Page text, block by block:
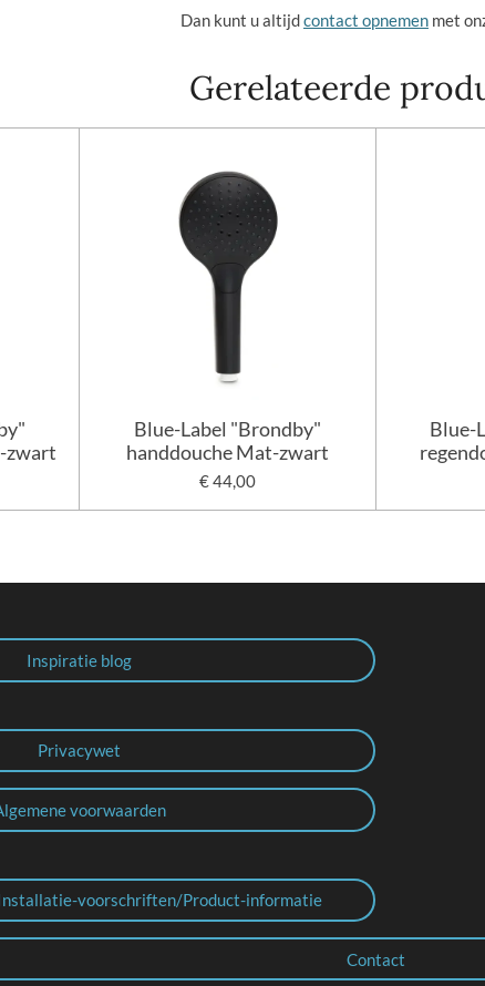
Dan kunt u altijdcontact opnemen met
Gerelateerde
zwart
Blue-Label "Brondby"
handdouche Mat-zwart
€ 44,00
Blue-
Inspiratie blog
Privacywet
voorwaarden
voorschriften/Product-informatie
Contact